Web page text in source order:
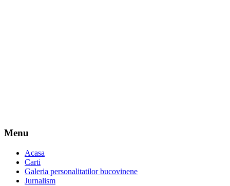
Menu
Acasa
Carti
Galeria personalitatilor bucovinene
Jurnalism